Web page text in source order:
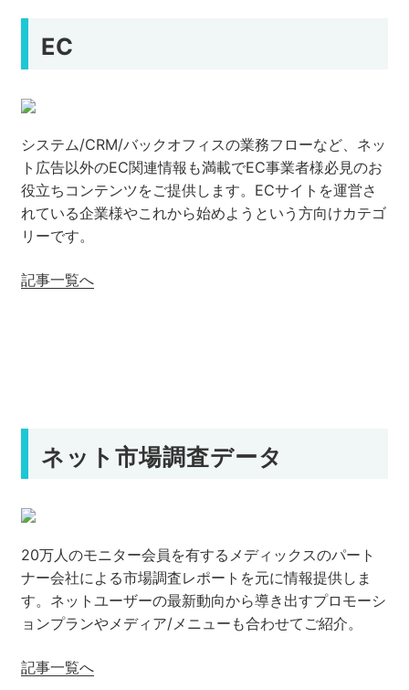
EC
システム/CRM/バックオフィスの業務フローなど、ネッ
ト広告以外のEC関連情報も満載でEC事業者様必見のお
役立ちコンテンツをご提供します。ECサイトを運営さ
れている企業様やこれから始めようという方向けカテゴ
リーです。
記事一覧へ
ネット市場調査データ
20万人のモニター会員を有するメディックスのパート
ナー会社による市場調査レポートを元に情報提供しま
す。ネットユーザーの最新動向から導き出すプロモーシ
ョンプランやメディア/メニューも合わせてご紹介。
記事一覧へ